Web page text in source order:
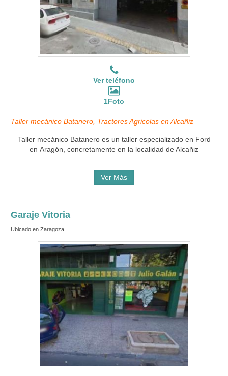
Ver teléfono
1Foto
Taller mecánico Batanero, Tractores Agricolas en Alcañiz
Taller mecánico Batanero es un taller especializado en Ford
en Aragón, concretamente en la localidad de Alcañiz
Ver Más
Garaje Vitoria
Ubicado en Zaragoza